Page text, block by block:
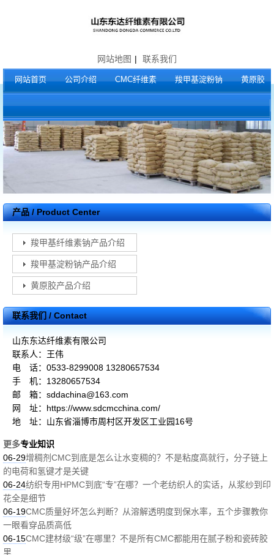
网站地图 | 联系我们
网站首页 公司介绍 CMC纤维素 羧甲基淀粉钠 黄原胶
产品 / Product Center
羧甲基纤维素钠产品介绍
羧甲基淀粉钠产品介绍
黄原胶产品介绍
联系我们 / Contact
山东东达纤维素有限公司
联系人：王伟
电 话：0533-8299008 13280657534
手 机：13280657534
邮 箱：sddachina@163.com
网 址：https://www.sdcmcchina.com/
地 址：山东省淄博市周村区开发区工业园16号
更多专业知识
06-29增稠剂CMC到底是怎么让水变稠的？不是粘度高就行，分子链上
的电荷和氢键才是关键
06-24纺织专用HPMC到底“专”在哪？一个老纺织人的实话，从浆纱到印
花全是细节
06-19CMC质量好坏怎么判断？从溶解透明度到保水率，五个步骤教你
一眼看穿品质高低
06-15CMC建材级“级”在哪里？不是所有CMC都能用在腻子粉和瓷砖胶
里